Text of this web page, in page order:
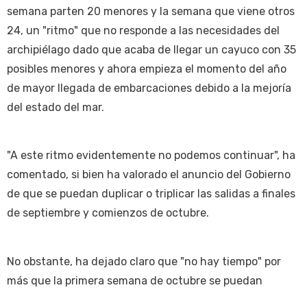
semana parten 20 menores y la semana que viene otros
24, un "ritmo" que no responde a las necesidades del
archipiélago dado que acaba de llegar un cayuco con 35
posibles menores y ahora empieza el momento del año
de mayor llegada de embarcaciones debido a la mejoría
del estado del mar.
"A este ritmo evidentemente no podemos continuar", ha
comentado, si bien ha valorado el anuncio del Gobierno
de que se puedan duplicar o triplicar las salidas a finales
de septiembre y comienzos de octubre.
No obstante, ha dejado claro que "no hay tiempo" por
más que la primera semana de octubre se puedan